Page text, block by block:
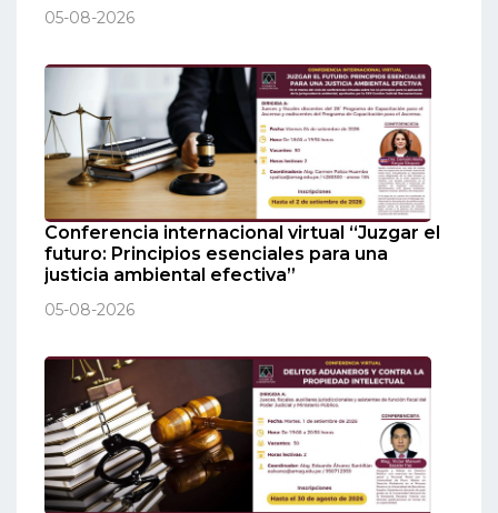
05-08-2026
Conferencia internacional virtual “Juzgar el
futuro: Principios esenciales para una
justicia ambiental efectiva”
05-08-2026